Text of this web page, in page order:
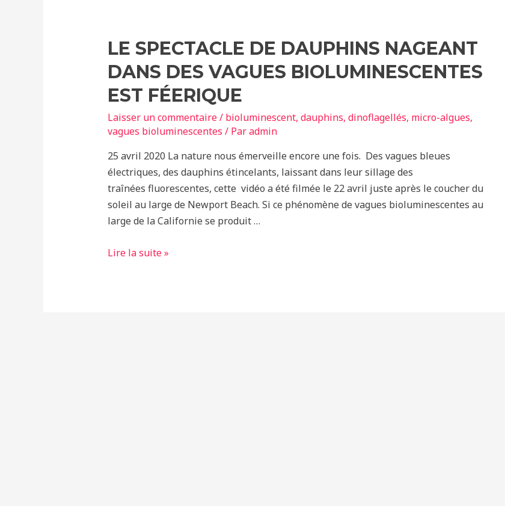
LE SPECTACLE DE DAUPHINS NAGEANT
DANS DES VAGUES BIOLUMINESCENTES
EST FÉERIQUE
Laisser un commentaire/ bioluminescent, dauphins, dinoflagellés, micro-algues,
vagues bioluminescentes / Paradmin
25 avril 2020 La nature nous émerveille encore une fois. Des vagues bleues
électriques, des dauphins étincelants, laissant dans leur sillage des
traînées fluorescentes, cette vidéo a été filmée le 22 avril juste après le coucher du
soleil au large de Newport Beach. Si ce phénomène de vagues bioluminescentes au
large de la Californie se produit …
Le
Lire la suite »